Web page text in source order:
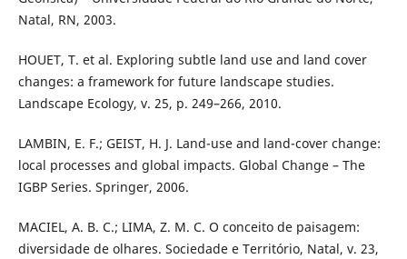
Natal, RN, 2003.
HOUET, T. et al. Exploring subtle land use and land cover
changes: a framework for future landscape studies.
Landscape Ecology, v. 25, p. 249–266, 2010.
LAMBIN, E. F.; GEIST, H. J. Land-use and land-cover change:
local processes and global impacts. Global Change – The
IGBP Series. Springer, 2006.
MACIEL, A. B. C.; LIMA, Z. M. C. O conceito de paisagem:
diversidade de olhares. Sociedade e Território, Natal, v. 23,